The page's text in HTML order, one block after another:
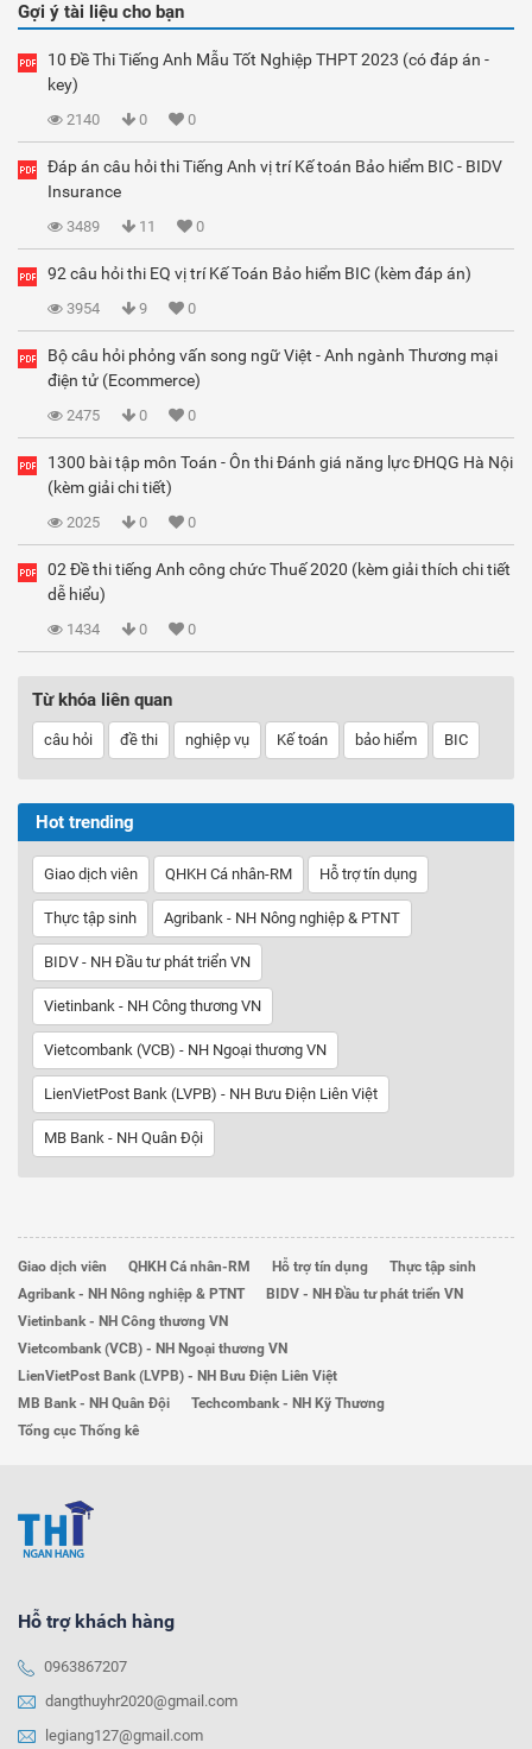
Gợi ý tài liệu cho bạn
10 Đề Thi Tiếng Anh Mẫu Tốt Nghiệp THPT 2023 (có đáp án -
key)
2140 0 0
Đáp án câu hỏi thi Tiếng Anh vị trí Kế toán Bảo hiểm BIC - BIDV
Insurance
3489 11 0
92 câu hỏi thi EQ vị trí Kế Toán Bảo hiểm BIC (kèm đáp án)
3954 9 0
Bộ câu hỏi phỏng vấn song ngữ Việt - Anh ngành Thương mại
điện tử (Ecommerce)
2475 0 0
1300 bài tập môn Toán - Ôn thi Đánh giá năng lực ĐHQG Hà Nội
(kèm giải chi tiết)
2025 0 0
02 Đề thi tiếng Anh công chức Thuế 2020 (kèm giải thích chi tiết
dễ hiểu)
1434 0 0
Từ khóa liên quan
câu hỏi đề thi nghiệp vụ Kế toán bảo hiểm BIC
Hot trending
Giao dịch viên QHKH Cá nhân-RM Hỗ trợ tín dụng
Thực tập sinh Agribank - NH Nông nghiệp & PTNT
BIDV - NH Đầu tư phát triển VN
Vietinbank - NH Công thương VN
Vietcombank (VCB) - NH Ngoại thương VN
LienVietPost Bank (LVPB) - NH Bưu Điện Liên Việt
MB Bank - NH Quân Đội
Giao dịch viên QHKH Cá nhân-RM Hỗ trợ tín dụng
Thực tập sinh
Agribank - NH Nông nghiệp & PTNT
BIDV - NH Đầu tư phát triển VN
Vietinbank - NH Công thương VN
Vietcombank (VCB) - NH Ngoại thương VN
LienVietPost Bank (LVPB) - NH Bưu Điện Liên Việt
MB Bank - NH Quân Đội
Techcombank - NH Kỹ Thương
Tổng cục Thống kê
Hỗ trợ khách hàng
0963867207
dangthuyhr2020@gmail.com
legiang127@gmail.com